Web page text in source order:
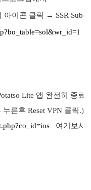
아이콘 클릭 → SSR
Lite 앱 완전히 종료
누른후 Reset VPN 클릭.)
여기보시